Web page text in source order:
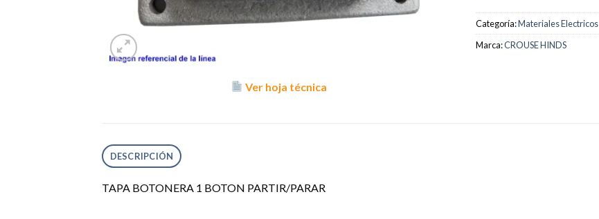
Ver hoja técnica
Categoría:Materiales Electricos
Marca:CROUSE HINDS
DESCRIPCIÓN
TAPA BOTONERA 1 BOTON PARTIR/PARAR